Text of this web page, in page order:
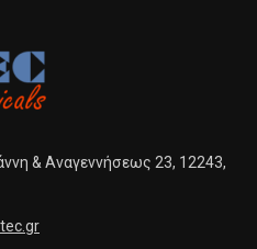
& Αναγεννήσεως 23, 12243,